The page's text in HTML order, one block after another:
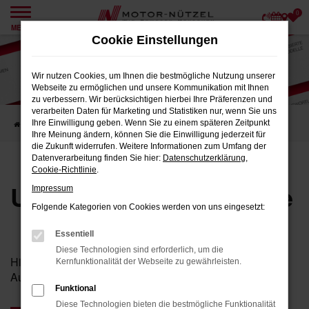
Zum
springen
MENÜ
0
Startseite Karriere Unsere Stellenangebote
Unsere Stellenangebote
Hier finden Sie unsere aktuellen Stellenangebote und
Ausbildungsplätze.
Cookie Einstellungen
Wir nutzen Cookies, um Ihnen die bestmögliche Nutzung unserer
Webseite zu ermöglichen und unsere Kommunikation mit Ihnen
zu verbessern. Wir berücksichtigen hierbei Ihre Präferenzen und
verarbeiten Daten für Marketing und Statistiken nur, wenn Sie uns
Ihre Einwilligung geben. Wenn Sie zu einem späteren Zeitpunkt
Ihre Meinung ändern, können Sie die Einwilligung jederzeit für
die Zukunft widerrufen. Weitere Informationen zum Umfang der
Datenverarbeitung finden Sie hier: Datenschutzerklärung,
Cookie-Richtlinie.
Impressum
Folgende Kategorien von Cookies werden von uns eingesetzt:
Essentiell
Diese Technologien sind erforderlich, um die
Kernfunktionalität der Webseite zu gewährleisten.
Funktional
Diese Technologien bieten die bestmögliche Funktionalität